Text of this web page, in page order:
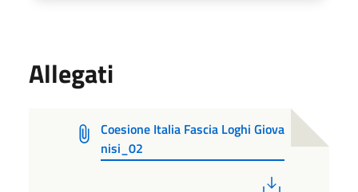
Allegati
Coesione Italia Fascia Loghi Giova
nisi_02